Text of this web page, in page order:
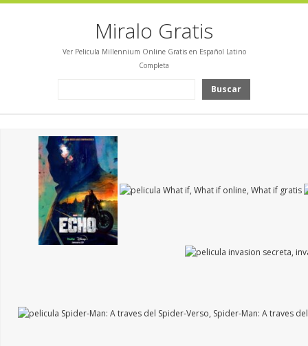
Miralo Gratis
Ver Pelicula Millennium Online Gratis en Español Latino
Completa
Buscar